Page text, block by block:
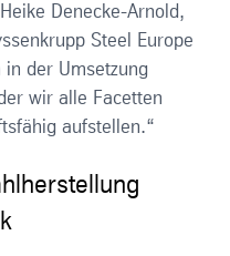
Denecke-Arnold,
Steel Europe
in der Umsetzung
wir alle Facetten
aufstellen.“